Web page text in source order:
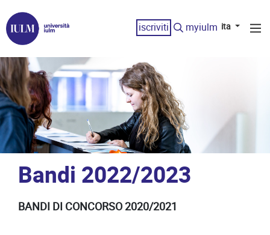
iscriviti myiulm ita
Bandi 2022/2023
BANDI DI CONCORSO 2020/2021